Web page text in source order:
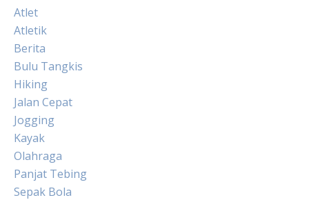
Atlet
Atletik
Berita
Bulu Tangkis
Hiking
Jalan Cepat
Jogging
Kayak
Olahraga
Panjat Tebing
Sepak Bola